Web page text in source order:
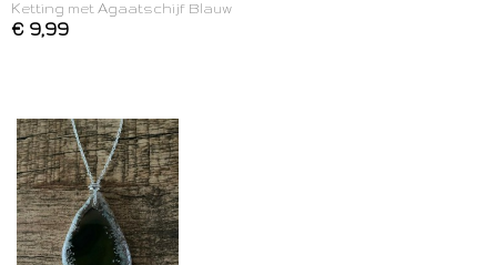
Ketting met Agaatschijf Blauw
€ 9,99